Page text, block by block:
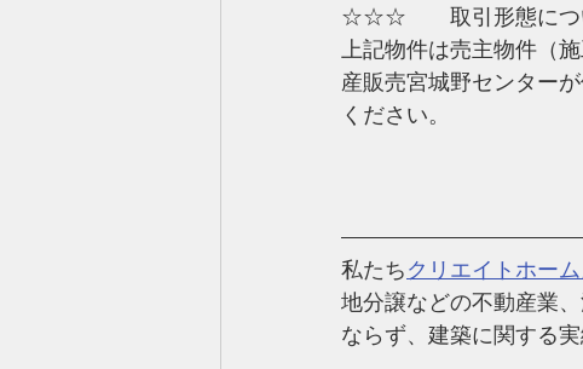
☆☆☆　　取引形態に
上記物件は売主物件（
産販売宮城野センター
ください。
私たち クリエイトホー
地分譲などの不動産業
ならず、建築に関する